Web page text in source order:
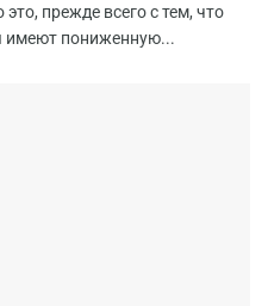
прежде всего с тем, что
имеют пониженную...